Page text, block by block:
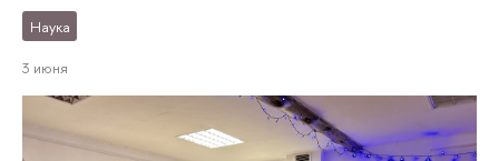
Наука
3 июня